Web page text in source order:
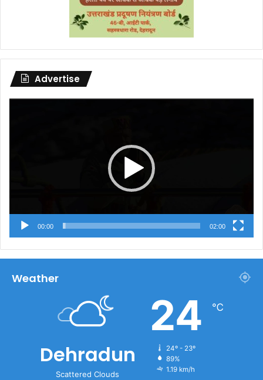
Advertise
00:00 02:00
Weather
Dehradun
Scattered Clouds
24 ℃
24º - 23º
89%
1.19 km/h